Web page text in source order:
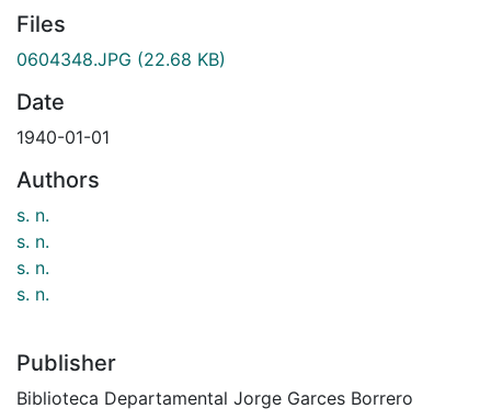
Files
0604348.JPG (22.68 KB)
Date
1940-01-01
Authors
s. n.
s. n.
s. n.
s. n.
Publisher
Biblioteca Departamental Jorge Garces Borrero